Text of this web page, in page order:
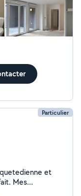
Particulier
et